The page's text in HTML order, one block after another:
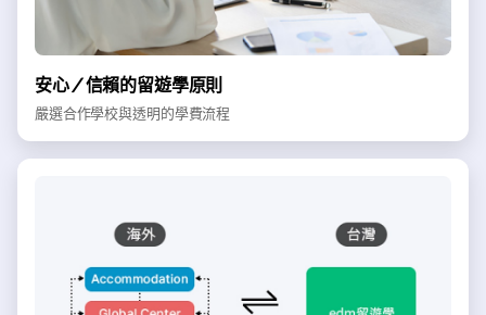
安心／信賴的留遊學原則
嚴選合作學校與透明的學費流程